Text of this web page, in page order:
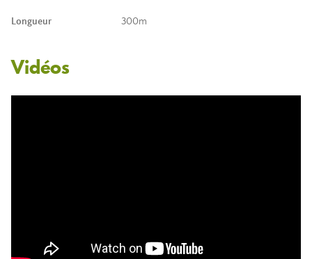
Longueur 300m
Vidéos